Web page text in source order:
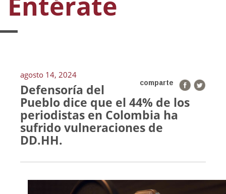
agosto 14, 2024
comparte
Defensoría del
Pueblo dice que el 44% de los
periodistas en Colombia ha
sufrido vulneraciones de
DD.HH.